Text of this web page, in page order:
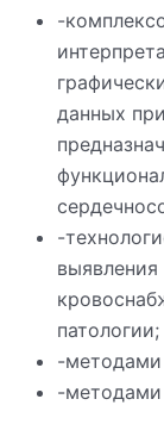
-
данных
-
патологии;
-методами
-методами